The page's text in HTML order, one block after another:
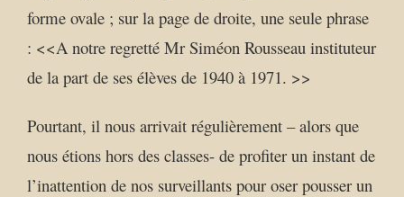
forme ovale ; sur la page de droite, une seule phrase
: <<A notre regretté Mr Siméon Rousseau instituteur
de la part de ses élèves de 1940 à 1971. >>
Pourtant, il nous arrivait régulièrement – alors que
nous étions hors des classes- de profiter un instant de
l’inattention de nos surveillants pour oser pousser un